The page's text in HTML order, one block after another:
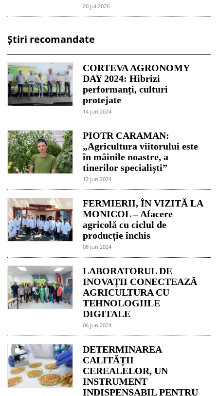
20 jul 2026
Știri recomandate
CORTEVA AGRONOMY
DAY 2024: Hibrizi
performanți, culturi
protejate
14 jun 2024
PIOTR CARAMAN:
„Agricultura viitorului este
în mâinile noastre, a
tinerilor specialiști”
12 jun 2024
FERMIERII, ÎN VIZITĂ LA
MONICOL – Afacere
agricolă cu ciclul de
producție închis
08 jun 2024
LABORATORUL DE
INOVAȚII CONECTEAZĂ
AGRICULTURA CU
TEHNOLOGIILE
DIGITALE
06 jun 2024
DETERMINAREA
CALITĂȚII
CEREALELOR, UN
INSTRUMENT
INDISPENSABIL PENTRU